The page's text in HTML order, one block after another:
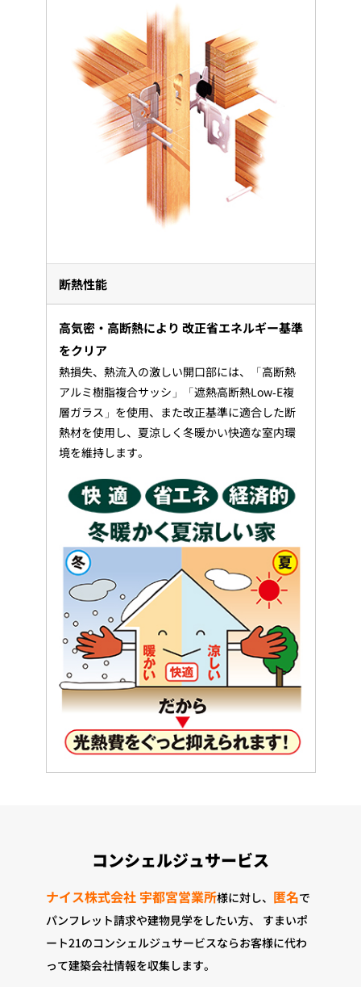
断熱性能
高気密・高断熱により 改正省エネルギー基準
をクリア
熱損失、熱流入の激しい開口部には、「高断熱
アルミ樹脂複合サッシ」「遮熱高断熱Low-E複
層ガラス」を使用、また改正基準に適合した断
熱材を使用し、夏涼しく冬暖かい快適な室内環
境を維持します。
コンシェルジュサービス
ナイス株式会社 宇都宮営業所様に対し、 匿名で
パンフレット請求や建物見学をしたい方、
すまいポ
ート21のコンシェルジュサービスならお客様に代わ
って建築会社情報を収集します。